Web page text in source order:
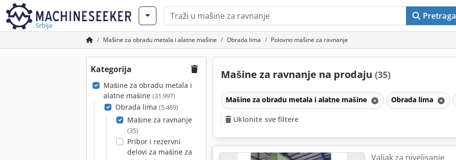
Srbija
Pretraga
Mašine za obradu metala i alatne mašine Obrada lima Polovno mašine za ravnanje
Kategorija
Mašine za obradu metala i
alatne mašine (31.997)
Obrada lima (5.469)
Mašine za ravnanje
(35)
Pribor i rezervni
delovi za mašine za
Mašine za ravnanje na prodaju (35)
Mašine za obradu metala i alatne mašine Obrada lima
Uklonite sve filtere
Valjak za nivelisanje